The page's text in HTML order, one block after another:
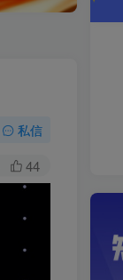
私信
44